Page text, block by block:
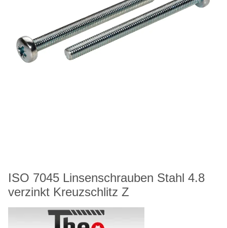
ISO 7045 Linsenschrauben Stahl 4.8
verzinkt Kreuzschlitz Z